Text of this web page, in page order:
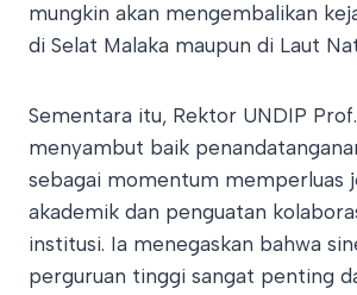
mungkin akan mengembalikan
di Selat Malaka maupun di Laut
Sementara itu, Rektor UNDIP
menyambut baik
sebagai momentum memperluas
akademik dan penguatan
institusi. Ia menegaskan bahwa
perguruan tinggi sangat penting